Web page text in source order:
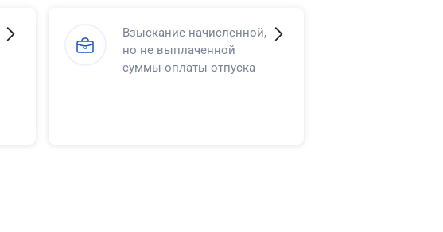
Взыскание начисленной,
но не выплаченной
суммы оплаты отпуска